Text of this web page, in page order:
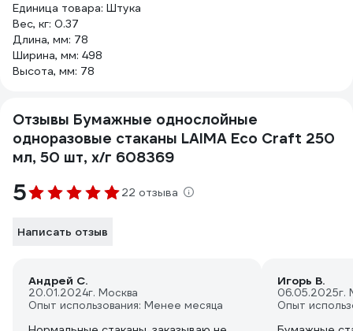
Единица товара: Штука
Вес, кг: 0.37
Длина, мм: 78
Ширина, мм: 498
Высота, мм: 78
Отзывы Бумажные однослойные
одноразовые стаканы LAIMA Eco Craft 250
мл, 50 шт, х/г 608369
5 22 отзыва
Написать отзыв
Андрей С.
20.01.2024г. Москва
Опыт использования: Менее месяца
Игорь В.
06.05.2025г.
Опыт